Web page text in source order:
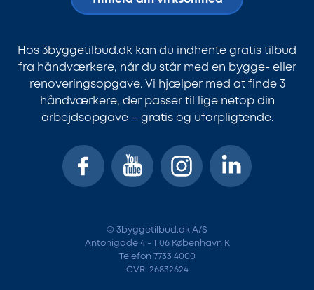
Hos 3byggetilbud.dk kan du indhente gratis tilbud
fra håndværkere, når du står med en bygge- eller
renoveringsopgave. Vi hjælper med at finde 3
håndværkere, der passer til lige netop din
arbejdsopgave – gratis og uforpligtende.
© 3byggetilbud.dk A/S
Antonigade 4 - 1106 København K
Telefon 7733 4000
CVR: 26832624